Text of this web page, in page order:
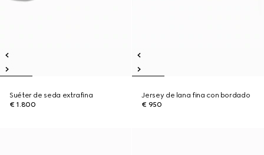
Suéter de seda extrafina
€ 1.800
Jersey de lana fina con bordado
€ 950